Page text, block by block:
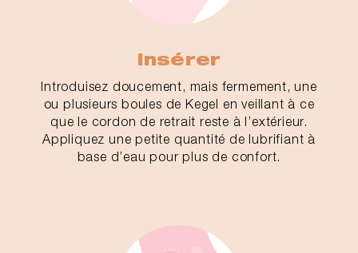
Insérer
Introduisez doucement, mais fermement, une
ou plusieurs boules de Kegel en veillant à ce
que le cordon de retrait reste à l’extérieur.
Appliquez une petite quantité de lubrifiant à
base d’eau pour plus de confort.